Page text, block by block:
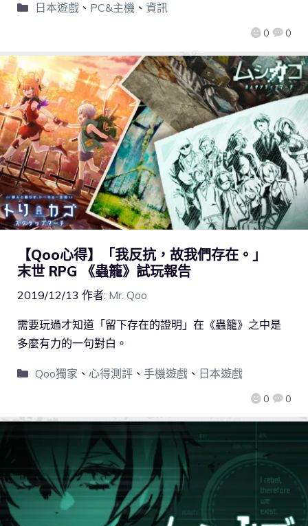
0 0
日本遊戲、 PC&主機、 資訊
【Qoo心得】「我反抗，故我們存在。」
末世 RPG 《蟲籠》試玩報告
2019/12/13 作者: Mr. Qoo
0 0
需要玩過才知道「留下存在的證明」在《蟲籠》之中是
多麼有力的一句對白。
Qoo獨家 、 心得測評、 手機遊戲、 日本遊戲